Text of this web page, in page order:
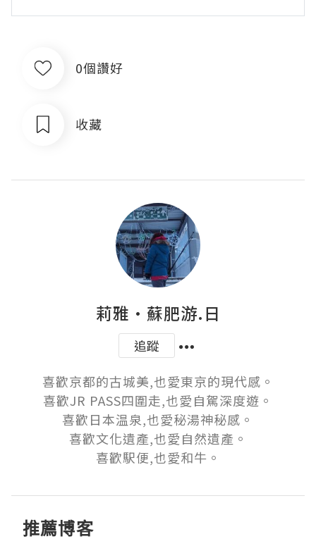
0個讚好
收藏
莉雅·蘇肥游.日
追蹤
喜歡京都的古城美,也愛東京的現代感。
喜歡JR PASS四圍走,也愛自駕深度遊。
喜歡日本温泉,也愛秘湯神秘感。
喜歡文化遺產,也愛自然遺產。
喜歡駅便,也愛和牛。
推薦博客